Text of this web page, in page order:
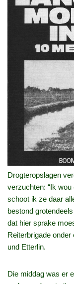
Drogteropslagen
verzuchten: “Ik
schoot ik ze daar
bestond
dat hier sprake
Reiterbrigade
und Etterlin.
Die middag was er